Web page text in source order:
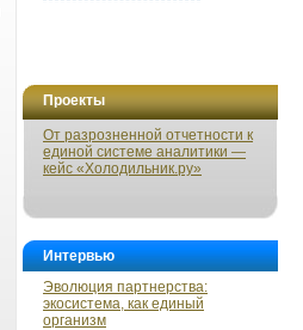
Проекты
От разрозненной отчетности к
единой системе аналитики —
кейс «Холодильник.ру»
Интервью
Эволюция партнерства:
экосистема, как единый
организм